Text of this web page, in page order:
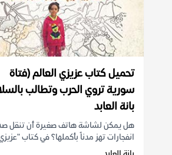
تحميل كتاب ‫عزيزي العالم (فتاة
سورية تروي الحرب وتطالب
بانة العابد
هل يمكن لشاشة هاتف صغيرة أن تنقل
انفجارات تهز مدناً بأكملها؟ في كتاب